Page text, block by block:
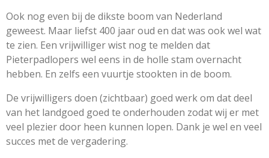
Ook nog even bij de dikste boom van Nederland
geweest. Maar liefst 400 jaar oud en dat was ook wel wat
te zien. Een vrijwilliger wist nog te melden dat
Pieterpadlopers wel eens in de holle stam overnacht
hebben. En zelfs een vuurtje stookten in de boom.
De vrijwilligers doen (zichtbaar) goed werk om dat deel
van het landgoed goed te onderhouden zodat wij er met
veel plezier door heen kunnen lopen. Dank je wel en veel
succes met de vergadering.